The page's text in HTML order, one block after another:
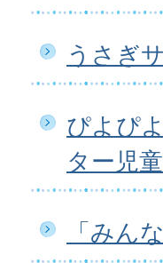
うさぎ
ぴよぴ
ター児
「みん